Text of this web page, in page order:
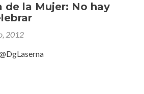
de la Mujer: No hay
2012